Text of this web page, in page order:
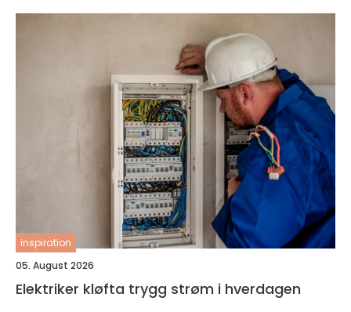
inspiration
05. August 2026
Elektriker kløfta trygg strøm i hverdagen